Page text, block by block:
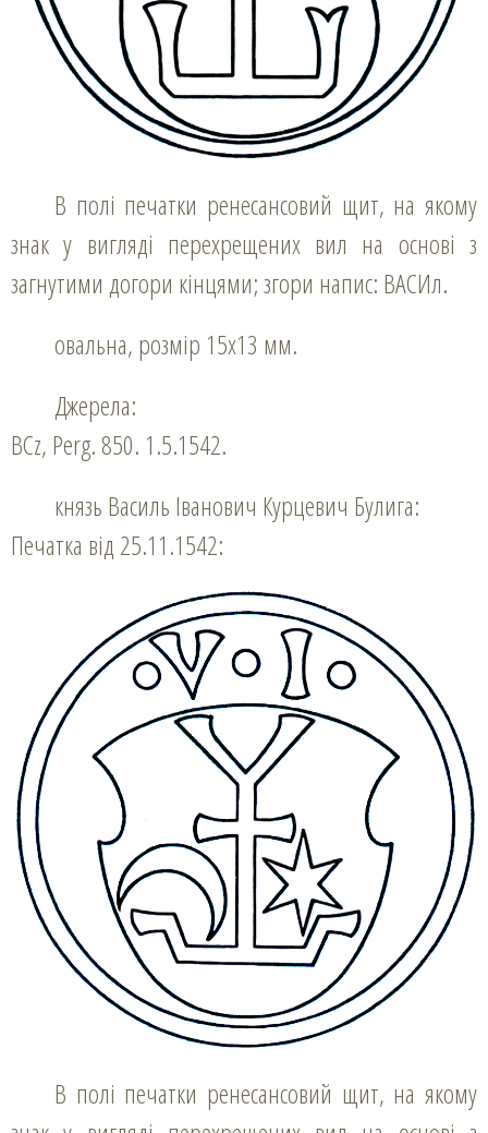
В полі печатки ренесансовий щит, на якому
знак у вигляді перехрещених вил на основі з
загнутими догори кінцями; згори напис: ВАСИл.
овальна, розмір 15х13 мм.
Джерела:
BCz, Perg. 850. 1.5.1542.
князь Василь Іванович Курцевич Булига:
Печатка від 25.11.1542:
В полі печатки ренесансовий щит, на якому